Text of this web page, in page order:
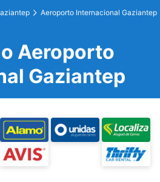
Aeroporto Internacional Gaziantep
Aeroporto
Gaziantep